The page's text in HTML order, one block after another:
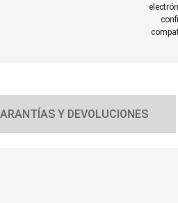
Y DEVOLUCIONES